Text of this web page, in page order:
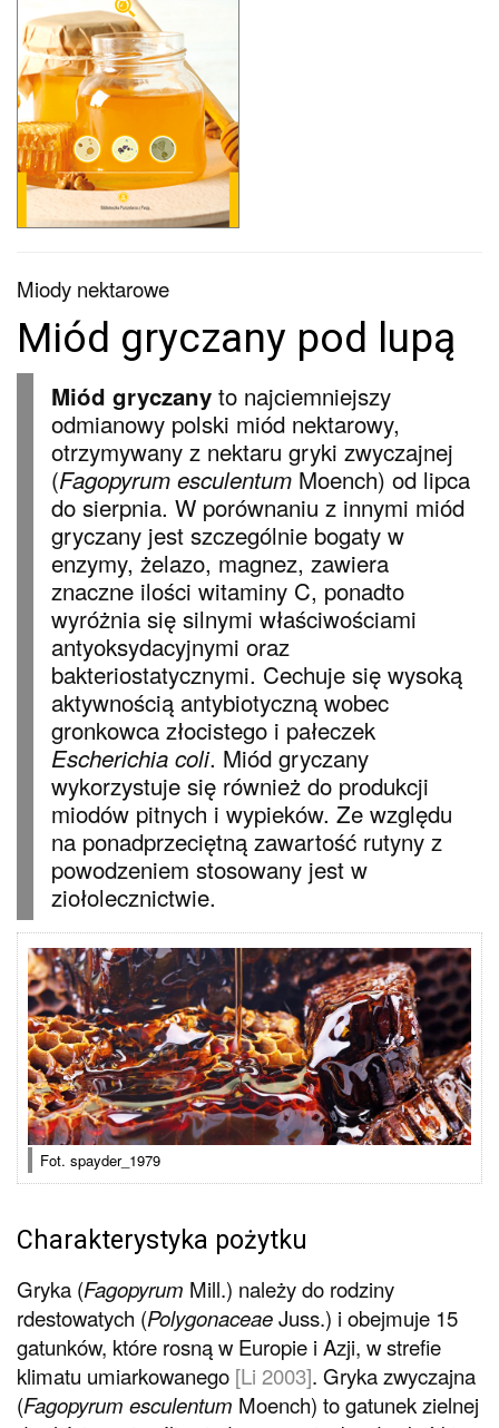
Miody nektarowe
Miód gryczany pod lupą
Miód gryczany to najciemniejszy
odmianowy polski miód nektarowy,
otrzymywany z nektaru gryki zwyczajnej
(Fagopyrum esculentum Moench) od lipca
do sierpnia. W porównaniu z innymi miód
gryczany jest szczególnie bogaty w
enzymy, żelazo, magnez, zawiera
znaczne ilości witaminy C, ponadto
wyróżnia się silnymi właściwościami
antyoksydacyjnymi oraz
bakteriostatycznymi. Cechuje się wysoką
aktywnością antybiotyczną wobec
gronkowca złocistego i pałeczek
Escherichia coli. Miód gryczany
wykorzystuje się również do produkcji
miodów pitnych i wypieków. Ze względu
na ponadprzeciętną zawartość rutyny z
powodzeniem stosowany jest w
ziołolecznictwie.
Fot. spayder_1979
Charakterystyka pożytku
Gryka (Fagopyrum Mill.) należy do rodziny
rdestowatych (PolygonaceaeJuss.) i obejmuje 15
gatunków, które rosną w Europie i Azji, w strefie
klimatu umiarkowanego [Li 2003]. Gryka zwyczajna
(Fagopyrum esculentum Moench) to gatunek zielnej